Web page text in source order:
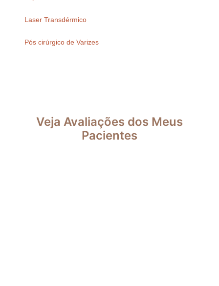
Laser Transdérmico
Pós cirúrgico de Varizes
Veja Avaliações dos Meus
Pacientes